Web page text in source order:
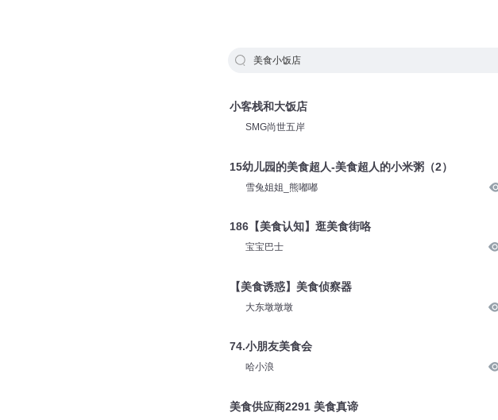
美食小饭店
小客栈和大饭店
SMG尚世五岸
15幼儿园的美食超人-美食超人的小米粥（2）
雪兔姐姐_熊嘟嘟
186【美食认知】逛美食街咯
宝宝巴士
【美食诱惑】美食侦察器
大东墩墩墩
74.小朋友美食会
哈小浪
美食供应商2291 美食真谛